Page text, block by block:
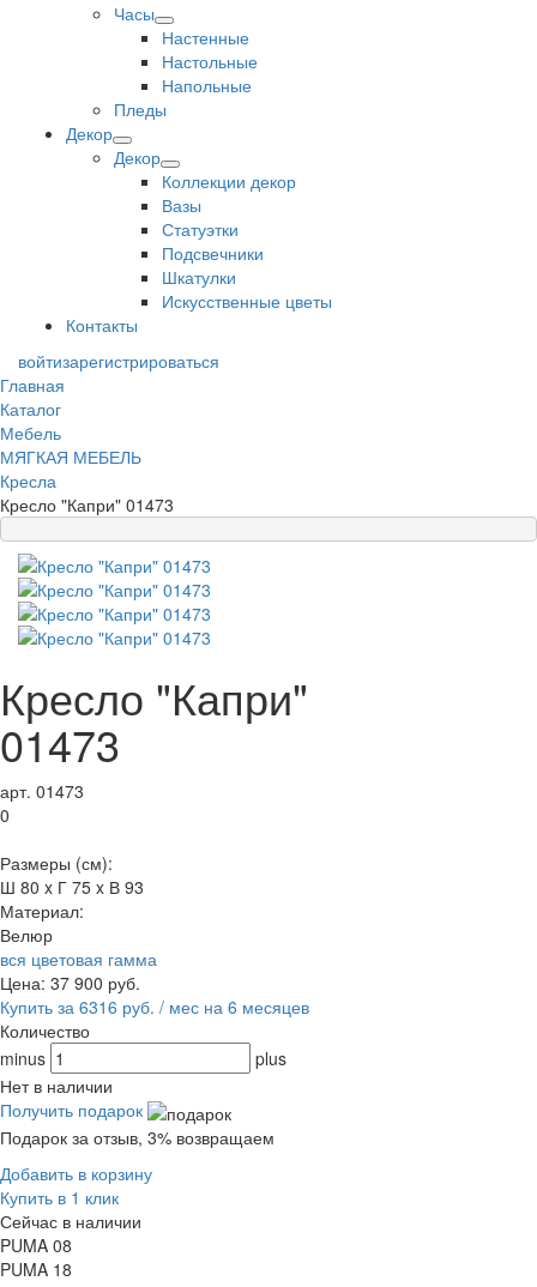
Часы
Настенные
Настольные
Напольные
Пледы
Декор
Декор
Коллекции декор
Вазы
Статуэтки
Подсвечники
Шкатулки
Искусственные цветы
Контакты
войтизарегистрироваться
Главная
Каталог
Мебель
МЯГКАЯ МЕБЕЛЬ
Кресла
Кресло "Капри" 01473
Кресло "Капри"
01473
арт. 01473
0
Размеры (см):
Ш 80 x Г 75 x В 93
Материал:
Велюр
вся цветовая гамма
Цена: 37 900 руб.
Купить за 6316 руб. / мес на 6 месяцев
Количество
minus
plus
Нет в наличии
Получить подарок
Подарок за отзыв, 3% возвращаем
Добавить в корзину
Купить в 1 клик
Сейчас в наличии
PUMA 08
PUMA 18